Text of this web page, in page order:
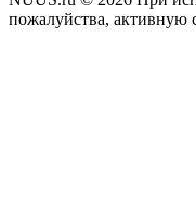
пожалуйства, активную